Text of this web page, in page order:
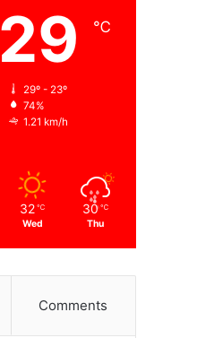
29 ℃
29º - 23º
74%
1.21 km/h
32 ℃
Wed
30 ℃
Thu
Comments